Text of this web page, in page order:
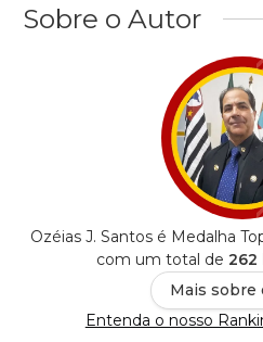
Sobre o Autor
Ozéias J. Santos é Medalha
com um total de 262
Mais sobre
Entenda o nosso